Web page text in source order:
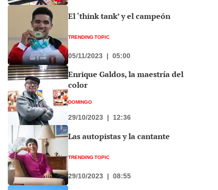
El ‘think tank’ y el campeón
TRENDING TOPIC
05/11/2023 | 05:00
Enrique Galdos, la maestría del
color
DOMINGO
29/10/2023 | 12:36
Las autopistas y la cantante
TRENDING TOPIC
29/10/2023 | 08:55